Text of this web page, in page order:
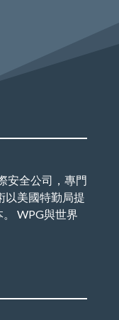
安全公司，專門
以美國特勤局提
WPG與世界